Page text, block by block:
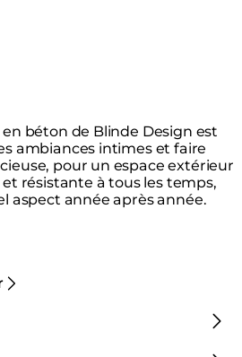
béton de Blinde Design est
ambiances intimes et faire
pour un espace extérieur
résistante à tous les temps,
aspect année après année.